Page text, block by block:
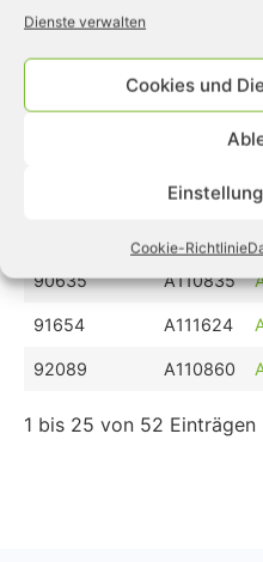
Dienste verwalten
Cookies und
Cookie-Richtlinie
91441
90632 A111526
A110286
A111215
90635 A110835
91654 A111624
92089 A110860
1 bis 25 von 52 Einträgen